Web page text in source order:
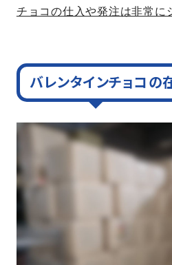
チョコの仕入や発注は非常に
バレンタインチョコの